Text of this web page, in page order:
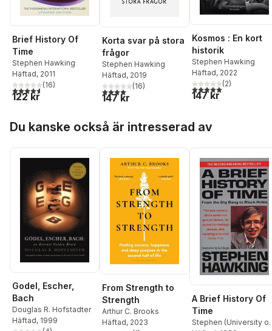
Brief History Of
Time
Stephen Hawking
Häftad, 2011
4,6utav 5 stjärnor. Totalt antal röster:
(16)
122 kr
Korta svar på stora
frågor
Stephen Hawking
Häftad, 2019
4,1utav 5 stjärnor. Totalt antal röster:
(16)
147 kr
Kosmos : En kort
historik
Stephen Hawking
Häftad, 2022
5,0utav 5 stjärnor.
(2)
147 kr
Du kanske också är intresserad av
Godel, Escher,
Bach
Douglas R. Hofstadter
Häftad, 1999
From Strength to
Strength
Arthur C. Brooks
Häftad, 2023
A Brief History Of
Time
Stephen (University of